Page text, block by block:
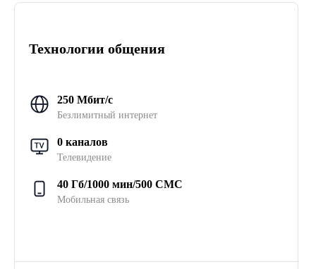
Технологии общения
250 Мбит/с
Безлимитный интернет
0 каналов
Телевидение
40 Гб/1000 мин/500 СМС
Мобильная связь